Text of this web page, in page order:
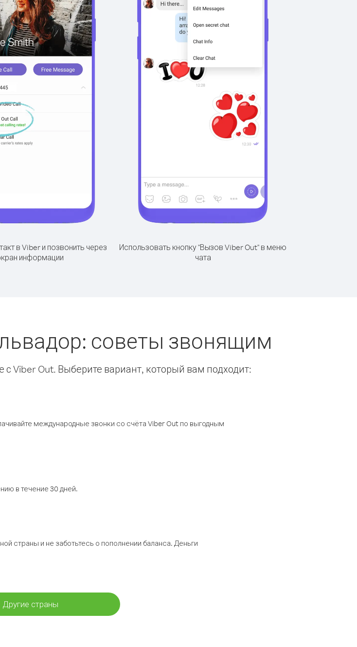
в Viber и позвонить через
информации
Использовать кнопку "Вызов Viber Out" в меню
чата
советы звонящим
Viber Out. Выберите вариант, который вам подходит:
международные звонки со счёта Viber Out по выгодным
в течение 30 дней.
страны и не заботьтесь о пополнении баланса. Деньги
Другие страны